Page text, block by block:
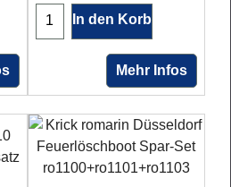
In den Korb
Mehr Infos